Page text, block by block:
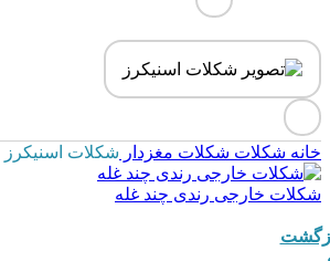
خانه شکلات شکلات مغزدار شکلات اسنیکرز
شکلات خارجی رندی چند غله